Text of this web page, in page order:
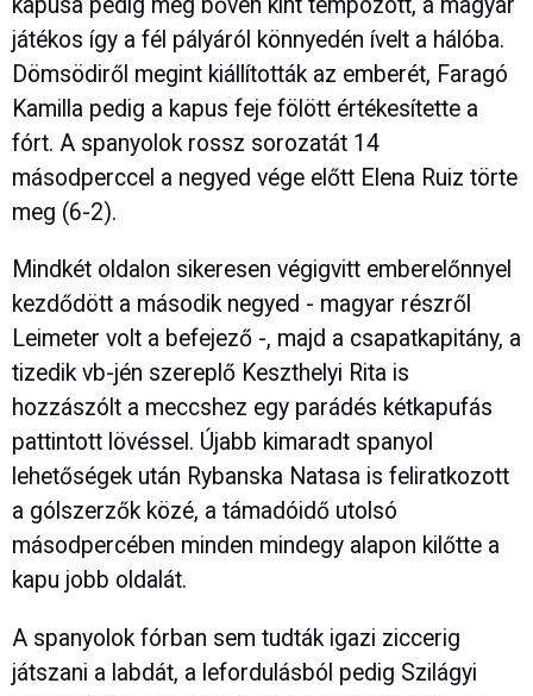
játékos így a fél pályáról könnyedén ívelt a hálóba.
Dömsödiről megint kiállították az emberét, Faragó
Kamilla pedig a kapus feje fölött értékesítette a
fórt. A spanyolok rossz sorozatát 14
másodperccel a negyed vége előtt Elena Ruiz törte
meg (6-2).
Mindkét oldalon sikeresen végigvitt emberelőnnyel
kezdődött a második negyed - magyar részről
Leimeter volt a befejező -, majd a csapatkapitány, a
tizedik vb-jén szereplő Keszthelyi Rita is
hozzászólt a meccshez egy parádés kétkapufás
pattintott lövéssel. Újabb kimaradt spanyol
lehetőségek után Rybanska Natasa is feliratkozott
a gólszerzők közé, a támadóidő utolsó
másodpercében minden mindegy alapon kilőtte a
kapu jobb oldalát.
A spanyolok fórban sem tudták igazi ziccerig
játszani a labdát, a lefordulásból pedig Szilágyi